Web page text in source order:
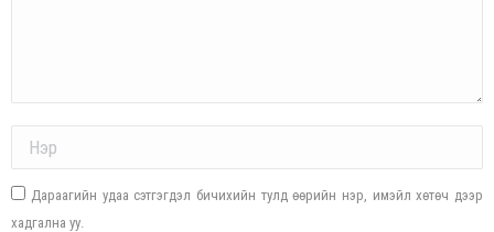
Дараагийн удаа сэтгэгдэл бичихийн тулд өөрийн нэр, имэйл хөтөч дээр
хадгална уу.